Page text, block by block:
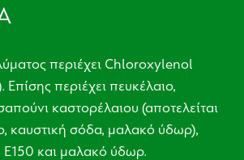
περιέχει Chloroxylenol
περιέχει πευκέλαιο,
καστορέλαιου (αποτελείται
καυστική σόδα, μαλακό ύδωρ),
και μαλακό ύδωρ.